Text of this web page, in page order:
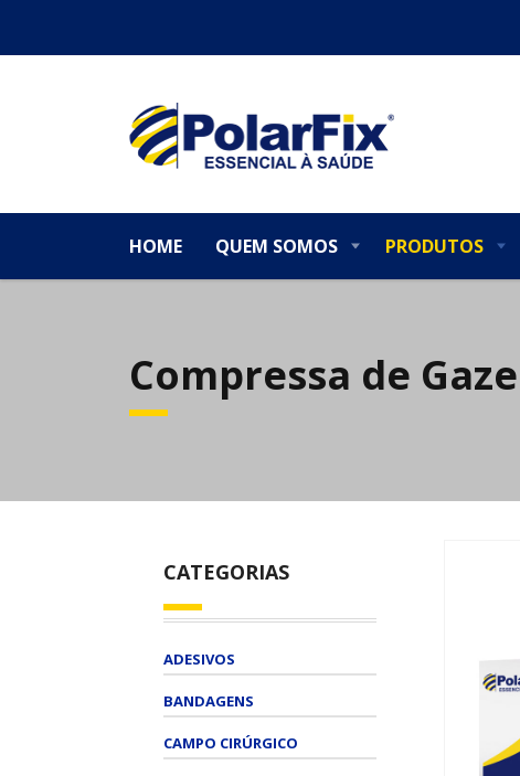
HOME QUEM SOMOS PRODUTOS
Compressa de
CATEGORIAS
ADESIVOS
BANDAGENS
CAMPO CIRÚRGICO